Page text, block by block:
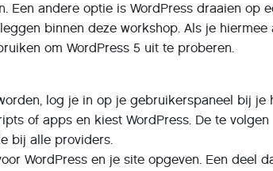
Een andere optie is WordPress draaien op
binnen deze workshop. Als je hiermee
om WordPress 5 uit te proberen.
log je in op je gebruikerspaneel bij je
of apps en kiest WordPress. De te volgen
bij alle providers.
WordPress en je site opgeven. Een deel